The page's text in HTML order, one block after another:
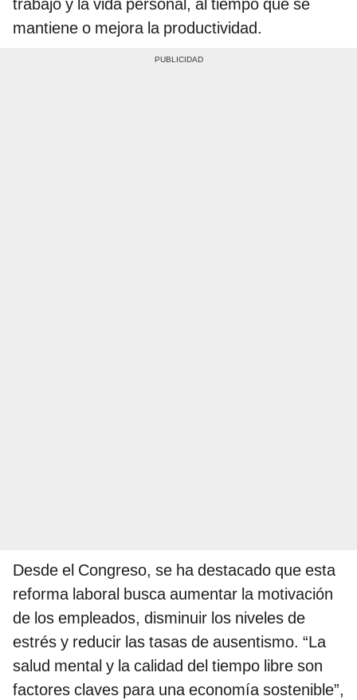
trabajo y la vida personal, al tiempo que se
mantiene o mejora la productividad.
Desde el Congreso, se ha destacado que esta
reforma laboral busca aumentar la motivación
de los empleados, disminuir los niveles de
estrés y reducir las tasas de ausentismo. “La
salud mental y la calidad del tiempo libre son
factores claves para una economía sostenible”,